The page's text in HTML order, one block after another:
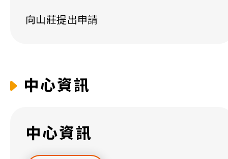
向山莊提出申請
中心資訊
中心資訊